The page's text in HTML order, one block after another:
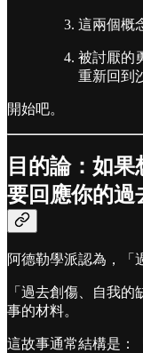
這兩個概
被討厭的
重新回到
開始吧。
目的論：如
要回應你的過
阿德勒學派認為，「
「過去創傷、自我
事的材料。
這故事通常結構是：